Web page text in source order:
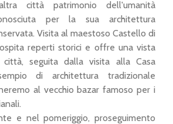
città patrimonio dell'umanità
per la sua architettura
Visita al maestoso Castello di
reperti storici e offre una vista
seguita dalla visita alla Casa
di architettura tradizionale
al vecchio bazar famoso per i
e nel pomeriggio, proseguimento